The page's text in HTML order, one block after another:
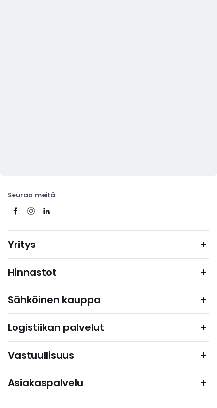
Seuraa meitä
Yritys
Hinnastot
Sähköinen kauppa
Logistiikan palvelut
Vastuullisuus
Asiakaspalvelu